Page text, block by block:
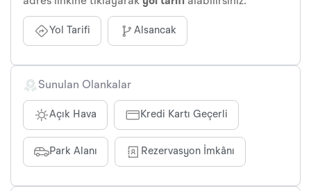
Yol Tarifi Alsancak
Sunulan Olankalar
Açık Hava Kredi Kartı Geçerli
Park Alanı Rezervasyon İmkânı